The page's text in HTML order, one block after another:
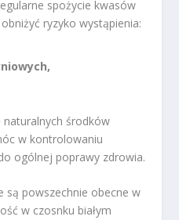
spożycie kwasów
ryzyko wystąpienia:
naturalnych środków
w kontrolowaniu
ogólnej poprawy zdrowia.
są powszechnie obecne w
w czosnku białym